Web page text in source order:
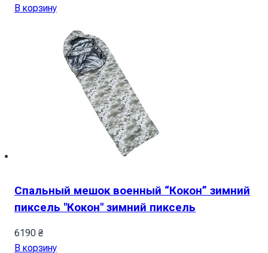
В корзину
Спальный мешок военный “Кокон” зимний
пиксель "Кокон" зимний пиксель
6190 ₴
В корзину